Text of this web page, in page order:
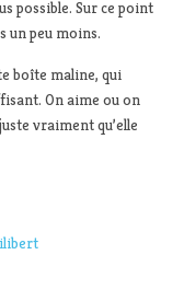
possible. Sur ce point
un peu moins.
boîte maline, qui
On aime ou on
vraiment qu’elle